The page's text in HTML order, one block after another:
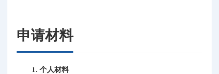
申请材料
1. 个人材料